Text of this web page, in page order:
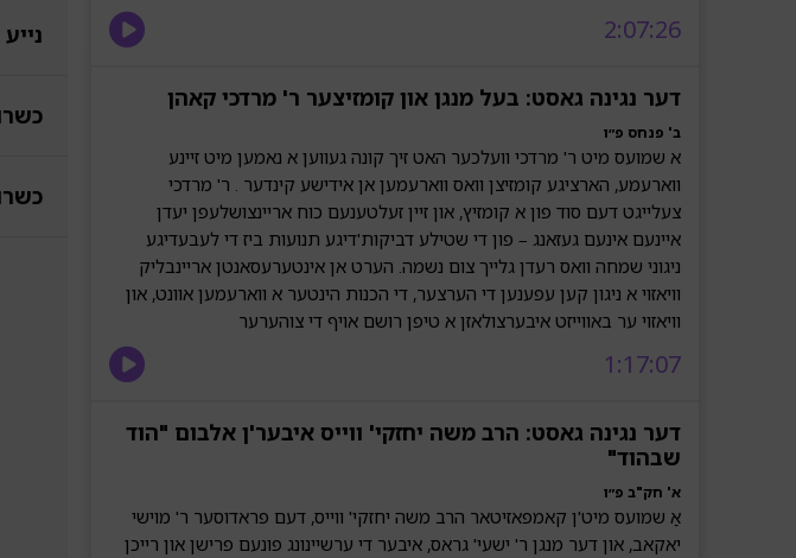
2:07:26
דער נגינה גאסט: בעל מנגן און קומזיצער ר' מרדכי קאהן
ב' פנחס פ״ו
א שמועס מיט ר' מרדכי וועלכער האט זיך קונה געווען א נאמען מיט זיינע
ווארעמע, הארציגע קומזיצן וואס ווארעמען אן אידישע קינדער . ר' מרדכי
צעלייגט דעם סוד פון א קומזיץ, און זיין זעלטענעם כוח אריינצושלעפן יעדן
איינעם אינעם געזאנג – פון די שטילע דביקות'דיגע תנועות ביז די לעבעדיגע
ניגוני שמחה וואס רעדן גלייך צום נשמה. הערט אן אינטערעסאנטן אריינבליק
וויאזוי א ניגון קען עפענען די הערצער, די הכנות הינטער א ווארעמען אוונט, און
וויאזוי ער באווייזט איבערצולאזן א טיפן רושם אויף די צוהערער
1:17:07
דער נגינה גאסט: הרב משה יחזקי' ווייס איבער'ן אלבום "הוד
שבהוד"
א' חק"ב פ״ו
אַ שמועס מיט'ן קאמפאזיטאר הרב משה יחזקי' ווייס, דעם פראדוסער ר' מוישי
יאקאב, און דער מנגן ר' ישעי' גראס, איבער די ערשיינונג פונעם פרישן און רייכן